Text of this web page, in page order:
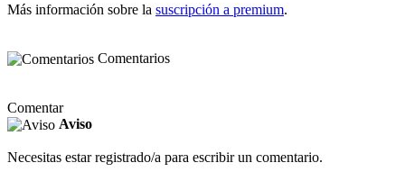
Más información sobre la suscripción a premium.
Comentarios
Comentar
Aviso
Necesitas estar registrado/a para escribir un comentario.